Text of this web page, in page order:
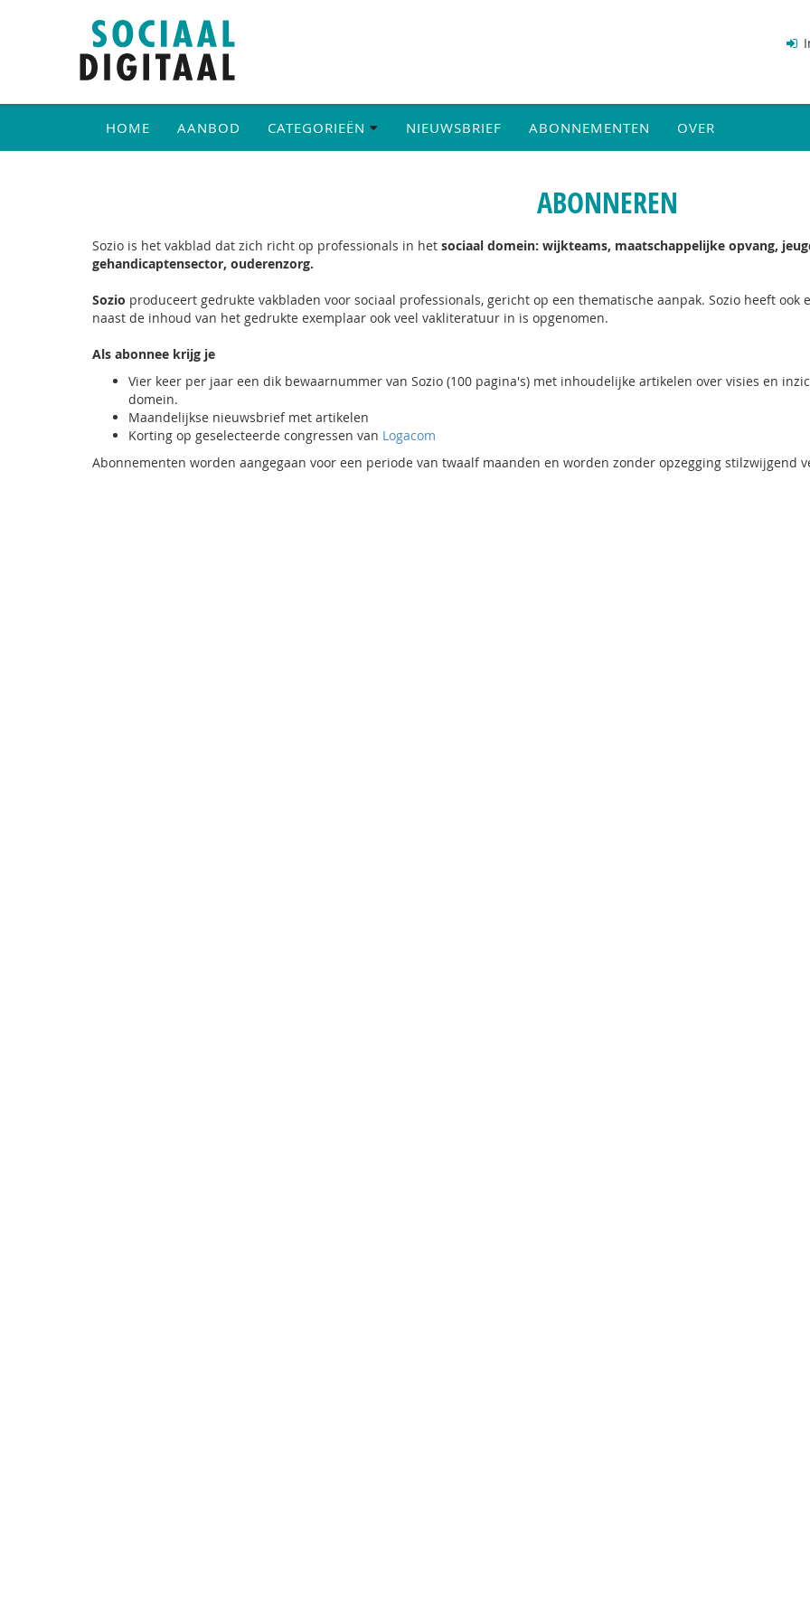
HOME AANBOD CATEGORIEËN NIEUWSBRIEF ABONNEMENTEN OVER
ABONNEREN
Sozio is het vakblad dat zich richt op professionals in het sociaal domein: wijkteams, maatschappelijke opvang,
gehandicaptensector, ouderenzorg.
Sozio produceert gedrukte vakbladen voor sociaal professionals, gericht op een thematische aanpak. Sozio heeft ook
naast de inhoud van het gedrukte exemplaar ook veel vakliteratuur in is opgenomen.​
Als abonnee krijg je
Vier keer per jaar een dik bewaarnummer van Sozio (100 pagina's) met inhoudelijke artikelen over visies en
domein.
Maandelijkse nieuwsbrief met artikelen
Korting op geselecteerde congressen van Logacom
Abonnementen worden aangegaan voor een periode van twaalf maanden en worden zonder opzegging stilzwijgend